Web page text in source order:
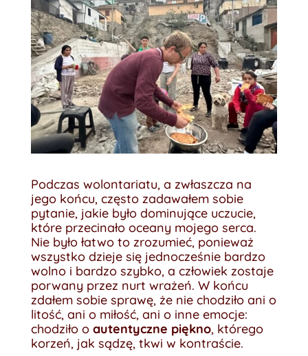
Podczas wolontariatu, a zwłaszcza na
jego końcu, często zadawałem sobie
pytanie, jakie było dominujące uczucie,
które przecinało oceany mojego serca.
Nie było łatwo to zrozumieć, ponieważ
wszystko dzieje się jednocześnie bardzo
wolno i bardzo szybko, a człowiek zostaje
porwany przez nurt wrażeń. W końcu
zdałem sobie sprawę, że nie chodziło ani o
litość, ani o miłość, ani o inne emocje:
chodziło oautentyczne piękno, którego
korzeń, jak sądzę, tkwi w kontraście.